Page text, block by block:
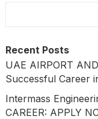
Recent Posts
UAE AIRPORT
Successful Career
Intermass
CAREER: APPLY